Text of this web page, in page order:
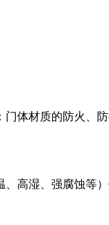
体材质的防火、
高湿、强腐蚀等